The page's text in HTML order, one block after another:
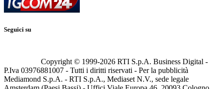
Seguici su
Copyright © 1999-2026 RTI S.p.A. Business Digital -
P.Iva 03976881007 - Tutti i diritti riservati - Per la pubblicità
Mediamond S.p.A. - RTI S.p.A., Mediaset N.V., sede legale